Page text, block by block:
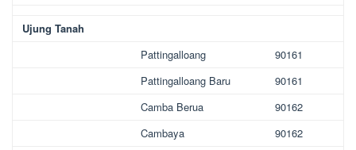
Ujung Tanah
Pattingalloang
90161
Pattingalloang Baru
90161
Camba Berua
90162
Cambaya
90162